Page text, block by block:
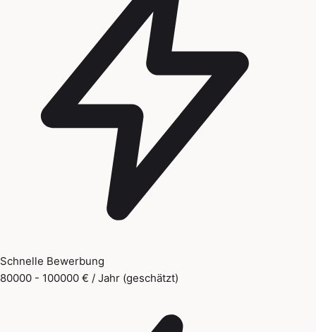
Schnelle Bewerbung
80000 - 100000 € / Jahr (geschätzt)